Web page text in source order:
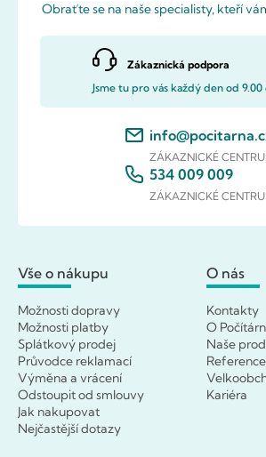
Obraťte se na naše specialisty, kteří
Zákaznická podpora
Jsme tu pro vás každý den od 9.00
ZÁKAZNICKÉ
534 009 009
ZÁKAZNICKÉ
Vše o nákupu
Možnosti dopravy
Možnosti platby
Splátkový prodej
Průvodce reklamací
Výměna a vrácení
Odstoupit od smlouvy
Jak nakupovat
Nejčastější dotazy
O nás
Kontakty
O
Naše
Reference
Kariéra